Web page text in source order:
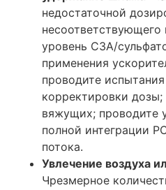
недостаточной
уровень C3A/
применения
проводите
корректировки
вяжущих; проводите
полной интеграции
потока.
Увлечение воздуха
Чрезмерное